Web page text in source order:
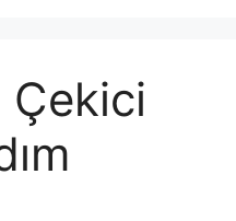
Çekici